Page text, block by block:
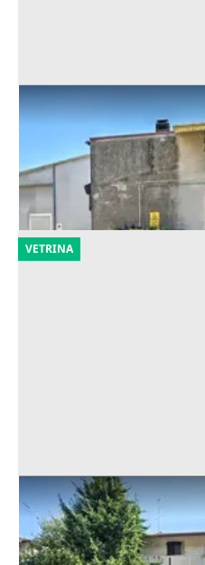
Asta Capannone
Costa di Rovigo (Rovigo)
Offerta minima
16.875 €
14/09/2026
VETRINA
Asta Casa indipendente
Offerta minima
180.000 €